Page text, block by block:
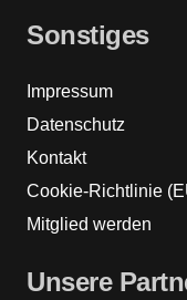
Sonstiges
Impressum
Datenschutz
Kontakt
Cookie-Richtlinie
Mitglied werden
Unsere